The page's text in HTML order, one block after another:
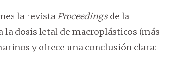
la revistaProceedingsde la
dosis letal de macroplásticos (más
y ofrece una conclusión clara: